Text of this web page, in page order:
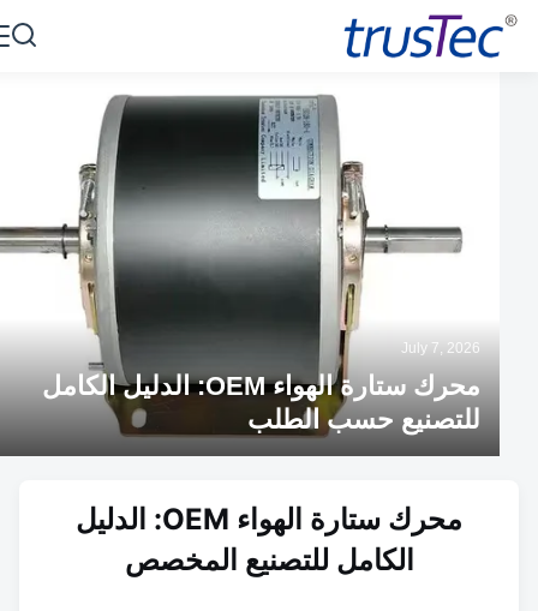
July 7, 2026
محرك ستارة الهواء OEM: الدليل الكامل
للتصنيع حسب الطلب
محرك ستارة الهواء OEM: الدليل
الكامل للتصنيع المخصص